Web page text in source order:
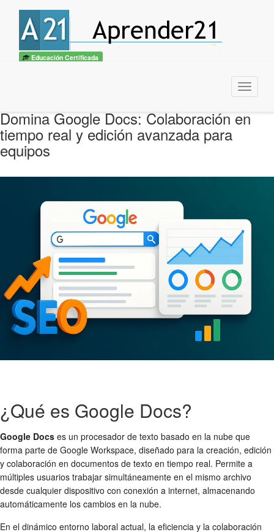
Educación Certificada
Menu
Domina Google Docs: Colaboración en
tiempo real y edición avanzada para
equipos
¿Qué es Google Docs?
Google Docs es un procesador de texto basado en la nube que
forma parte de Google Workspace, diseñado para la creación, edición
y colaboración en documentos de texto en tiempo real. Permite a
múltiples usuarios trabajar simultáneamente en el mismo archivo
desde cualquier dispositivo con conexión a internet, almacenando
automáticamente los cambios en la nube.
En el dinámico entorno laboral actual, la eficiencia y la colaboración